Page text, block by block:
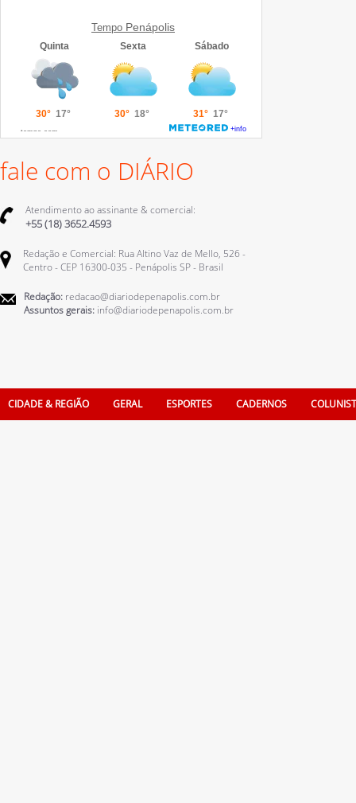
Tempo Penápolis
fale com o DIÁRIO
Atendimento ao assinante & comercial:
+55 (18) 3652.4593
Redação e Comercial: Rua Altino Vaz de Mello, 526 -
Centro - CEP 16300-035 - Penápolis SP - Brasil
Redação: redacao@diariodepenapolis.com.br
Assuntos gerais: info@diariodepenapolis.com.br
CIDADE & REGIÃO GERAL ESPORTES CADERNOS